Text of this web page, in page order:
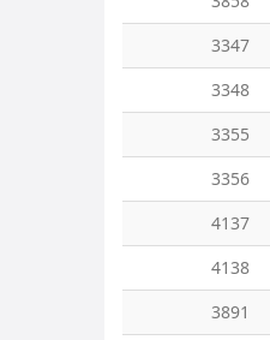
3347
3348
3355
3356
4137
4138
3891